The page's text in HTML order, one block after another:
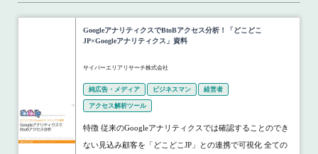
GoogleアナリティクスでBtoBアクセス分析！「どこどこ
JP×Googleアナリティクス」資料
サイバーエリアリサーチ株式会社
純広告・メディア ビジネスマン 経営者
アクセス解析ツール
特徴 従来のGoogleアナリティクスでは確認することのでき
ない見込み顧客を「どこどこJP」との連携で可視化 全ての